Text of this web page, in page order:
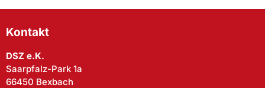
Kontakt
DSZ e.K.
Saarpfalz-Park 1a
66450 Bexbach